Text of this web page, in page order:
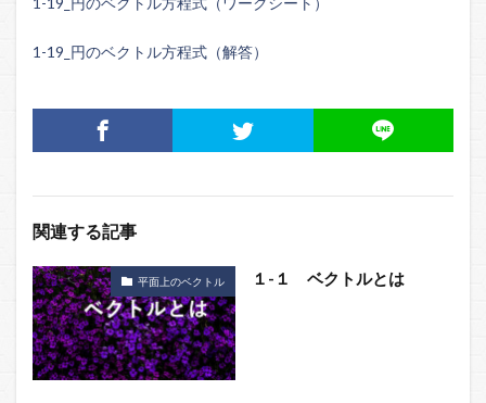
1-19_円のベクトル方程式（解答）
関連する記事
平面上のベクトル １-１ ベクトルとは